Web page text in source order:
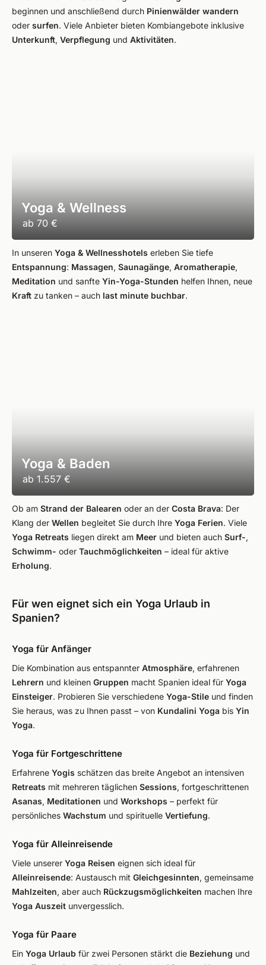
beginnen und anschließend durch Pinienwälder wandern
oder surfen. Viele Anbieter bieten Kombiangebote inklusive
Unterkunft, Verpflegung und Aktivitäten.
Yoga & Wellness
ab 70 €
In unseren Yoga & Wellnesshotels erleben Sie tiefe
Entspannung: Massagen, Saunagänge, Aromatherapie,
Meditation und sanfte Yin-Yoga-Stunden helfen Ihnen, neue
Kraft zu tanken – auch last minute buchbar.
Yoga & Baden
ab 1.557 €
Ob am Strand der Balearen oder an der Costa Brava: Der
Klang der Wellen begleitet Sie durch Ihre Yoga Ferien. Viele
Yoga Retreats liegen direkt am Meer und bieten auch Surf-,
Schwimm- oder Tauchmöglichkeiten – ideal für aktive
Erholung.
Für wen eignet sich ein Yoga Urlaub in
Spanien?
Yoga für Anfänger
Die Kombination aus entspannter Atmosphäre, erfahrenen
Lehrern und kleinen Gruppen macht Spanien ideal für Yoga
Einsteiger. Probieren Sie verschiedene Yoga-Stile und finden
Sie heraus, was zu Ihnen passt – von Kundalini Yoga bis Yin
Yoga.
Yoga für Fortgeschrittene
Erfahrene Yogis schätzen das breite Angebot an intensiven
Retreats mit mehreren täglichen Sessions, fortgeschrittenen
Asanas, Meditationen und Workshops – perfekt für
persönliches Wachstum und spirituelle Vertiefung.
Yoga für Alleinreisende
Viele unserer Yoga Reisen eignen sich ideal für
Alleinreisende: Austausch mit Gleichgesinnten, gemeinsame
Mahlzeiten, aber auch Rückzugsmöglichkeiten machen Ihre
Yoga Auszeit unvergesslich.
Yoga für Paare
Ein Yoga Urlaub für zwei Personen stärkt die Beziehung und